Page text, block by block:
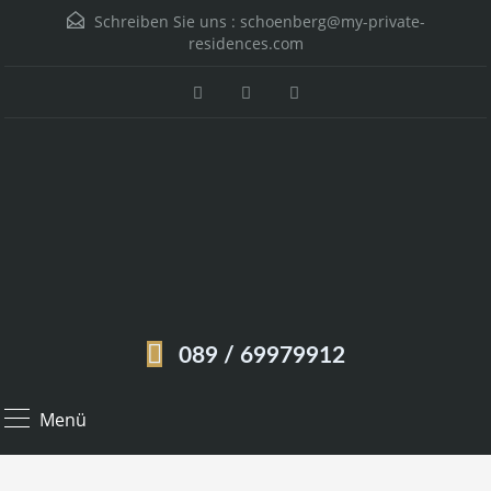
Schreiben Sie uns : schoenberg@my-private-
residences.com
089 / 69979912
Menü